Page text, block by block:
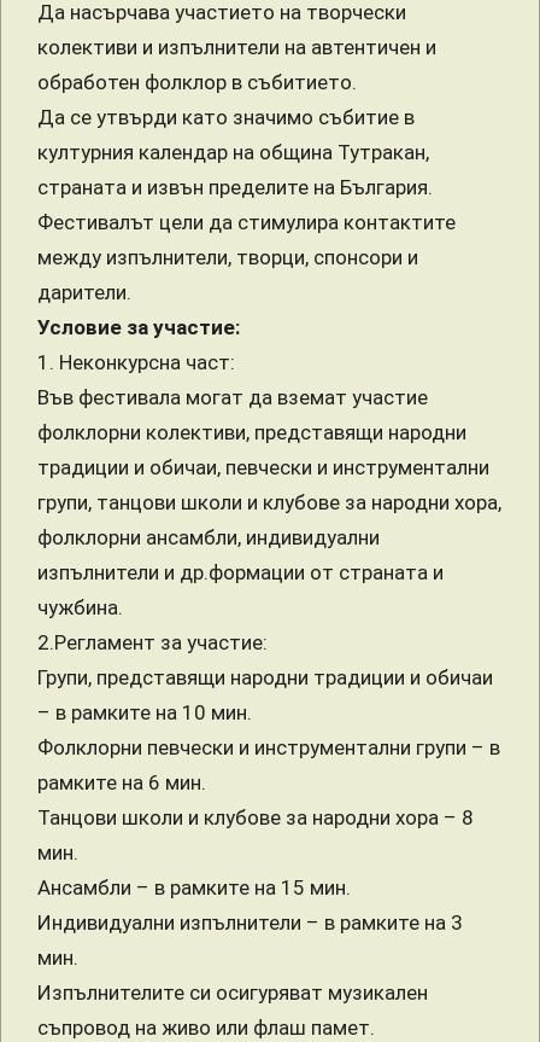
Да насърчава участието на творчески
колективи и изпълнители на автентичен и
обработен фолклор в събитието.
Да се утвърди като значимо събитие в
културния календар на община Тутракан,
страната и извън пределите на България.
Фестивалът цели да стимулира контактите
между изпълнители, творци, спонсори и
дарители.
Условие за участие:
1. Неконкурсна част:
Във фестивала могат да вземат участие
фолклорни колективи, представящи народни
традиции и обичаи, певчески и инструментални
групи, танцови школи и клубове за народни хора,
фолклорни ансамбли, индивидуални
изпълнители и др.формации от страната и
чужбина.
2.Регламент за участие:
Групи, представящи народни традиции и обичаи
– в рамките на 10 мин.
Фолклорни певчески и инструментални групи – в
рамките на 6 мин.
Танцови школи и клубове за народни хора – 8
мин.
Ансамбли – в рамките на 15 мин.
Индивидуални изпълнители – в рамките на 3
мин.
Изпълнителите си осигуряват музикален
съпровод на живо или флаш памет.